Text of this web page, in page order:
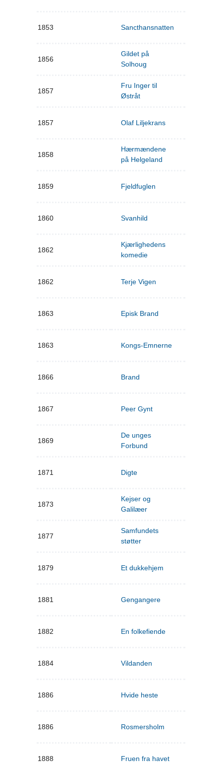
1853 Sancthansnatten
1856
Gildet på
Solhoug
1857
Fru Inger til
Østråt
1857 Olaf Liljekrans
1858
Hærmændene
på Helgeland
1859 Fjeldfuglen
1860 Svanhild
1862
Kjærlighedens
komedie
1862 Terje Vigen
1863 Episk Brand
1863 Kongs-Emnerne
1866 Brand
1867 Peer Gynt
1869
De unges
Forbund
1871 Digte
1873
Kejser og
Galilæer
1877
Samfundets
støtter
1879 Et dukkehjem
1881 Gengangere
1882 En folkefiende
1884 Vildanden
1886 Hvide heste
1886 Rosmersholm
1888 Fruen fra havet